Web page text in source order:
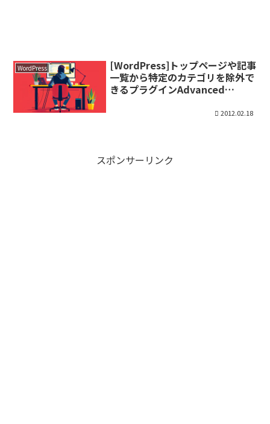
WordPress
[WordPress]トップページや記事
一覧から特定のカテゴリを除外で
きるプラグインAdvanced
2012.02.18
スポンサーリンク